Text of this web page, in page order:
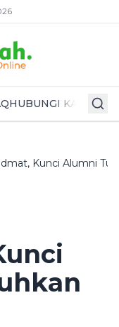
HUBUNGI KAMI
Kunci Alumni